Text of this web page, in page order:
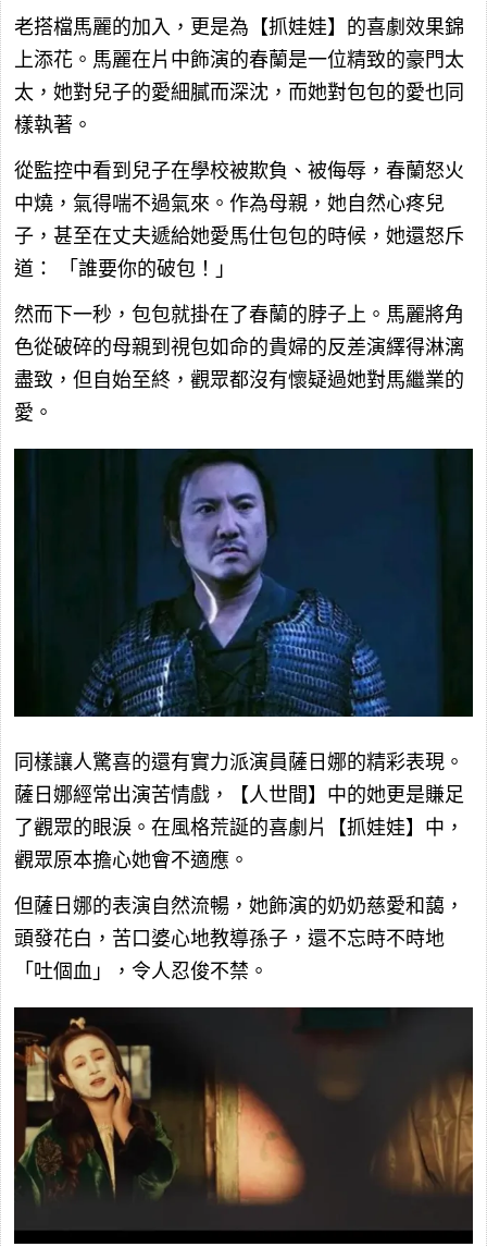
老搭檔馬麗的加入，更是為【抓娃娃】的喜劇效果錦
上添花。馬麗在片中飾演的春蘭是一位精致的豪門太
太，她對兒子的愛細膩而深沈，而她對包包的愛也同
樣執著。
從監控中看到兒子在學校被欺負、被侮辱，春蘭怒火
中燒，氣得喘不過氣來。作為母親，她自然心疼兒
子，甚至在丈夫遞給她愛馬仕包包的時候，她還怒斥
道：
「誰要你的破包！」
然而下一秒，包包就掛在了春蘭的脖子上。馬麗將角
色從破碎的母親到視包如命的貴婦的反差演繹得淋漓
盡致，但自始至終，觀眾都沒有懷疑過她對馬繼業的
愛。
同樣讓人驚喜的還有實力派演員薩日娜的精彩表現。
薩日娜經常出演苦情戲，【人世間】中的她更是賺足
了觀眾的眼淚。在風格荒誕的喜劇片【抓娃娃】中，
觀眾原本擔心她會不適應。
但薩日娜的表演自然流暢，她飾演的奶奶慈愛和藹，
頭發花白，苦口婆心地教導孫子，還不忘時不時地
「吐個血」，令人忍俊不禁。